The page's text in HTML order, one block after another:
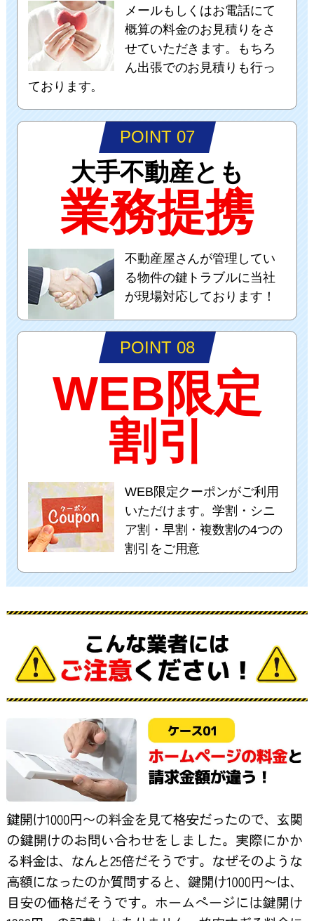
メールもしくはお電話にて
概算の料金のお見積りをさ
せていただきます。もちろ
ん出張でのお見積りも行っ
ております。
POINT 07
大手不動産とも
業務提携
不動産屋さんが管理してい
る物件の鍵トラブルに当社
が現場対応しております！
POINT 08
WEB限定
割引
WEB限定クーポンがご利用
いただけます。学割・シニ
ア割・早割・複数割の4つの
割引をご用意